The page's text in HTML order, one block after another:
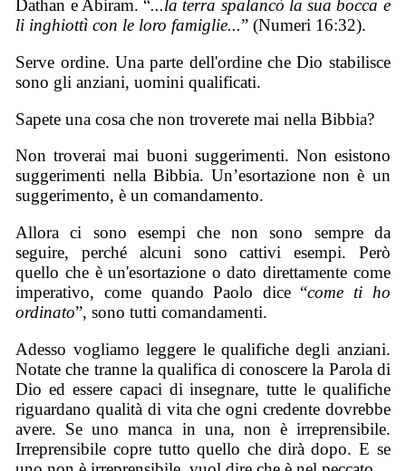
Dathan e Abiram. “...la terra spalancò la sua bocca e
li inghiottì con le loro famiglie...” (Numeri 16:32).
Serve ordine. Una parte dell'ordine che Dio stabilisce
sono gli anziani, uomini qualificati.
Sapete una cosa che non troverete mai nella Bibbia?
Non troverai mai buoni suggerimenti. Non esistono
suggerimenti nella Bibbia. Un’esortazione non è un
suggerimento, è un comandamento.
Allora ci sono esempi che non sono sempre da
seguire, perché alcuni sono cattivi esempi. Però
quello che è un'esortazione o dato direttamente come
imperativo, come quando Paolo dice “come ti ho
ordinato”, sono tutti comandamenti.
Adesso vogliamo leggere le qualifiche degli anziani.
Notate che tranne la qualifica di conoscere la Parola di
Dio ed essere capaci di insegnare, tutte le qualifiche
riguardano qualità di vita che ogni credente dovrebbe
avere. Se uno manca in una, non è irreprensibile.
Irreprensibile copre tutto quello che dirà dopo. E se